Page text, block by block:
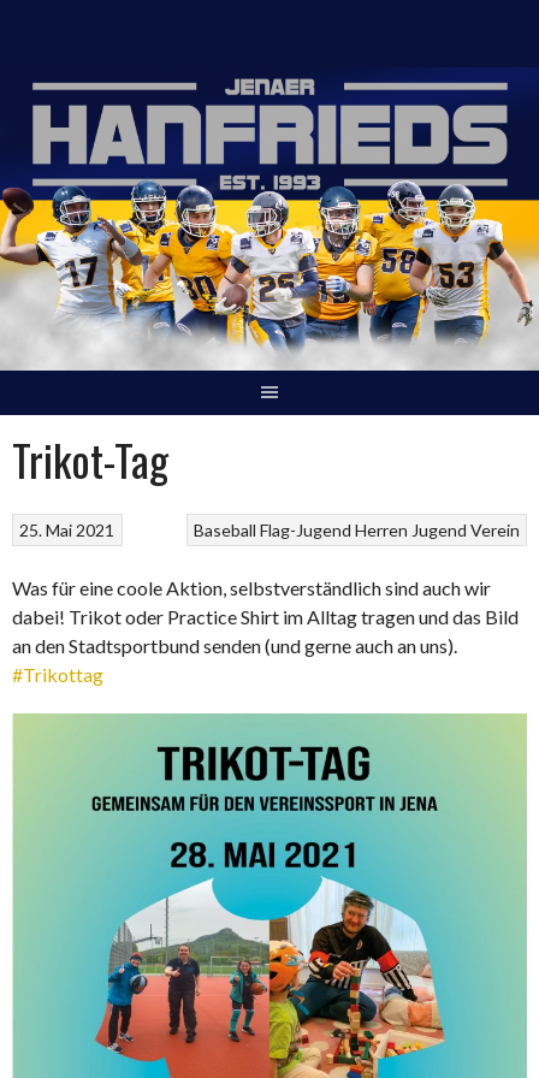
Trikot-Tag
Baseball Flag-Jugend Herren Jugend Verein
25. Mai 2021
Was für eine coole Aktion, selbstverständlich sind auch wir
dabei! Trikot oder Practice Shirt im Alltag tragen und das Bild
an den Stadtsportbund senden (und gerne auch an uns).
#Trikottag